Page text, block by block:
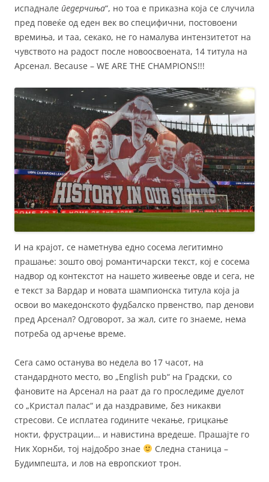
испаднале педерчиња“, но тоа е приказна која се случила
пред повеќе од еден век во специфични, постовоени
времиња, и таа, секако, не го намалува интензитетот на
чувството на радост после новоосвоената, 14 титула на
Арсенал. Because – WE ARE THE CHAMPIONS!!!
И на крајот, се наметнува едно сосема легитимно
прашање: зошто овој романтичарски текст, кој е сосема
надвор од контекстот на нашето живеење овде и сега, не
е текст за Вардар и новата шампионска титула која ја
освои во македонското фудбалско првенство, пар денови
пред Арсенал? Одговорот, за жал, сите го знаеме, нема
потреба од арчење време.
Сега само останува во недела во 17 часот, на
стандардното место, во „English pub“ на Градски, со
фановите на Арсенал на раат да го проследиме дуелот
со „Кристал палас“ и да наздравиме, без никакви
стресови. Се исплатеа годините чекање, грицкање
нокти, фрустрации… и навистина вредеше. Прашајте го
Ник Хорнби, тој најдобро знае
Следна станица –
Будимпешта, и лов на европскиот трон.